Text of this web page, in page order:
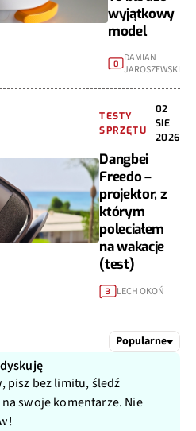
wyjątkowy
model
0
DAMIAN
JAROSZEWSKI
TESTY
SPRZĘTU
02
SIE
2026
Dangbei
Freedo –
projektor, z
którym
poleciałem
na wakacje
(test)
3 LECH OKOŃ
Popularne
pisz bez limitu, śledź
swoje komentarze. Nie